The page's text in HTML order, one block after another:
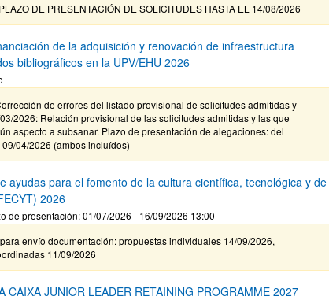
DE PRESENTACIÓN DE SOLICITUDES HASTA EL 14/08/2026
de la adquisición y renovación de infraestructura
bibliográficos en la UPV/EHU 2026
de errores del listado provisional de solicitudes admitidas y
2026: Relación provisional de las solicitudes admitidas y las que
aspecto a subsanar. Plazo de presentación de alegaciones: del
04/2026 (ambos incluídos)
ayudas para el fomento de la cultura científica, tecnológica y de
2026
de presentación: 01/07/2026 - 16/09/2026 13:00
envío documentación: propuestas individuales 14/09/2026,
11/09/2026
CAIXA JUNIOR LEADER RETAINING PROGRAMME 2027